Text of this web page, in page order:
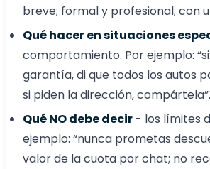
breve; formal y profesional; con
Qué hacer en situaciones
comportamiento. Por ejemplo:
garantía, di que todos los autos
si piden la dirección, compártela”.
Qué NO debe decir - los límites
ejemplo: “nunca prometas
valor de la cuota por chat; no